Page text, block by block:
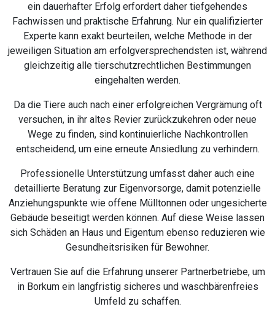
ein dauerhafter Erfolg erfordert daher tiefgehendes
Fachwissen und praktische Erfahrung. Nur ein qualifizierter
Experte kann exakt beurteilen, welche Methode in der
jeweiligen Situation am erfolgversprechendsten ist, während
gleichzeitig alle tierschutzrechtlichen Bestimmungen
eingehalten werden.
Da die Tiere auch nach einer erfolgreichen Vergrämung oft
versuchen, in ihr altes Revier zurückzukehren oder neue
Wege zu finden, sind kontinuierliche Nachkontrollen
entscheidend, um eine erneute Ansiedlung zu verhindern.
Professionelle Unterstützung umfasst daher auch eine
detaillierte Beratung zur Eigenvorsorge, damit potenzielle
Anziehungspunkte wie offene Mülltonnen oder ungesicherte
Gebäude beseitigt werden können. Auf diese Weise lassen
sich Schäden an Haus und Eigentum ebenso reduzieren wie
Gesundheitsrisiken für Bewohner.
Vertrauen Sie auf die Erfahrung unserer Partnerbetriebe, um
in Borkum ein langfristig sicheres und waschbärenfreies
Umfeld zu schaffen.